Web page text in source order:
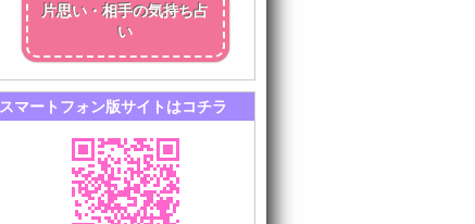
片思い・相手の気持ち占
い
スマートフォン版サイトはコチラ